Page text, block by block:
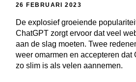
26 FEBRUARI 2023
De explosief groeiende
ChatGPT zorgt ervoor dat veel
aan de slag moeten. Twee
weer omarmen en accepteren dat
zo slim is als velen aannemen.